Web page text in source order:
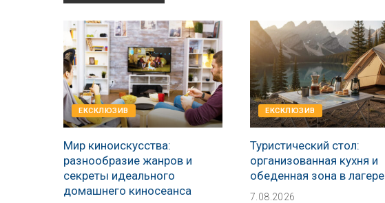
EКСКЛЮЗИВ
Мир киноискусства:
разнообразие жанров и
секреты идеального
домашнего киносеанса
EКСКЛЮЗИВ
Туристический стол:
организованная кухня и
обеденная зона в лагере
7.08.2026